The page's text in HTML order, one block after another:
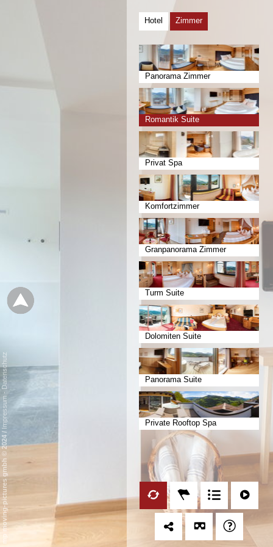
Hotel Zimmer
Panorama Zimmer
Romantik Suite
Privat Spa
Komfortzimmer
Granpanorama Zimmer
Turm Suite
Dolomiten Suite
Panorama Suite
Private Rooftop Spa
mp moving-pictures gmbh © 2024
/
Impressum
-
Datenschutz